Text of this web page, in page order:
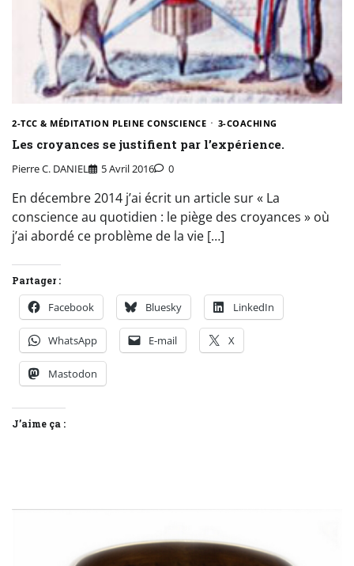
2-TCC & MÉDITATION PLEINE CONSCIENCE 3-COACHING
Les croyances se justifient par l’expérience.
Pierre C. DANIEL 5 Avril 2016 0
En décembre 2014 j’ai écrit un article sur « La
conscience au quotidien : le piège des croyances » où
j’ai abordé ce problème de la vie […]
Partager :
Facebook Bluesky LinkedIn
WhatsApp E-mail X
Mastodon
J’aime ça :